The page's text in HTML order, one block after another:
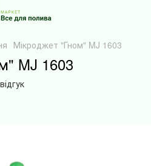
Мікроджет "Гном" MJ 1603
MJ 1603